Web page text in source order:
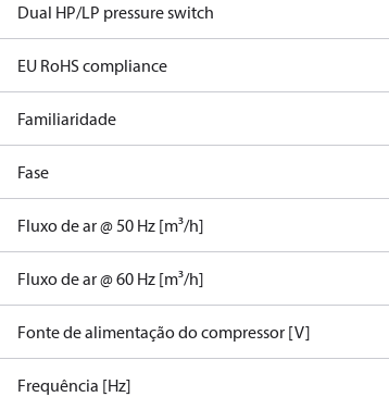
Dual HP/LP pressure switch
EU RoHS compliance
Familiaridade
Fase
Fluxo de ar @ 50 Hz [m³/h]
Fluxo de ar @ 60 Hz [m³/h]
Fonte de alimentação do compressor [V]
Frequência [Hz]